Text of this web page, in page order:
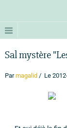
Sal mystère
Parmagalid Le